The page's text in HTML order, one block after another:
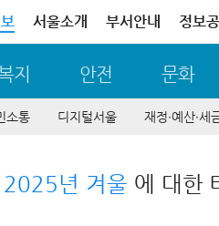
서울소개 부서안내 정보
지 안전 문화
소통 디지털서울 재정∙예산∙세
2025년 겨울 에 대한